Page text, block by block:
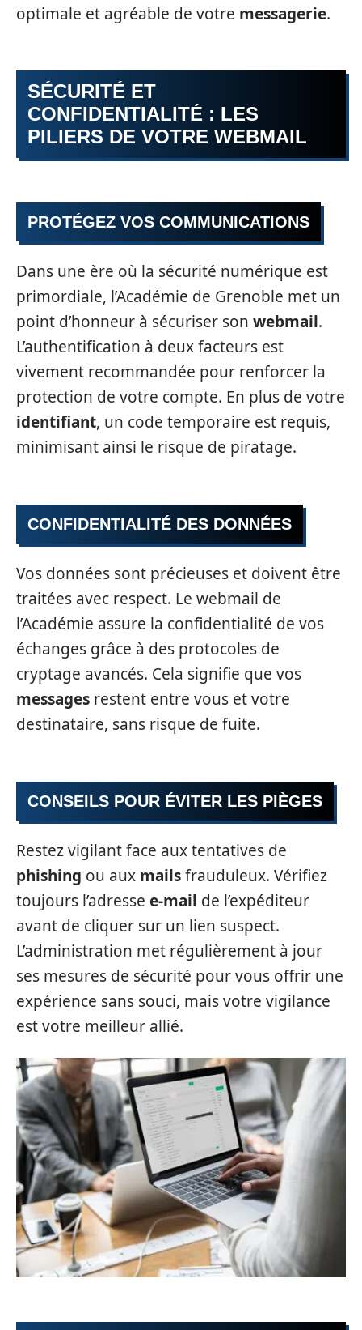
optimale et agréable de votre messagerie.
SÉCURITÉ ET
CONFIDENTIALITÉ : LES
PILIERS DE VOTRE WEBMAIL
PROTÉGEZ VOS COMMUNICATIONS
Dans une ère où la sécurité numérique est
primordiale, l’Académie de Grenoble met un
point d’honneur à sécuriser son webmail.
L’authentification à deux facteurs est
vivement recommandée pour renforcer la
protection de votre compte. En plus de votre
identifiant, un code temporaire est requis,
minimisant ainsi le risque de piratage.
CONFIDENTIALITÉ DES DONNÉES
Vos données sont précieuses et doivent être
traitées avec respect. Le webmail de
l’Académie assure la confidentialité de vos
échanges grâce à des protocoles de
cryptage avancés. Cela signifie que vos
messages restent entre vous et votre
destinataire, sans risque de fuite.
CONSEILS POUR ÉVITER LES PIÈGES
Restez vigilant face aux tentatives de
phishing ou aux mailsfrauduleux. Vérifiez
toujours l’adresse e-mail de l’expéditeur
avant de cliquer sur un lien suspect.
L’administration met régulièrement à jour
ses mesures de sécurité pour vous offrir une
expérience sans souci, mais votre vigilance
est votre meilleur allié.